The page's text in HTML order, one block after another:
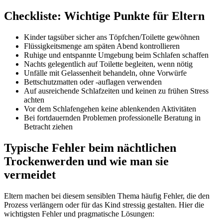
Checkliste: Wichtige Punkte für Eltern
Kinder tagsüber sicher ans Töpfchen/Toilette gewöhnen
Flüssigkeitsmenge am späten Abend kontrollieren
Ruhige und entspannte Umgebung beim Schlafen schaffen
Nachts gelegentlich auf Toilette begleiten, wenn nötig
Unfälle mit Gelassenheit behandeln, ohne Vorwürfe
Bettschutzmatten oder -auflagen verwenden
Auf ausreichende Schlafzeiten und keinen zu frühen Stress
achten
Vor dem Schlafengehen keine ablenkenden Aktivitäten
Bei fortdauernden Problemen professionelle Beratung in
Betracht ziehen
Typische Fehler beim nächtlichen
Trockenwerden und wie man sie
vermeidet
Eltern machen bei diesem sensiblen Thema häufig Fehler, die den
Prozess verlängern oder für das Kind stressig gestalten. Hier die
wichtigsten Fehler und pragmatische Lösungen: